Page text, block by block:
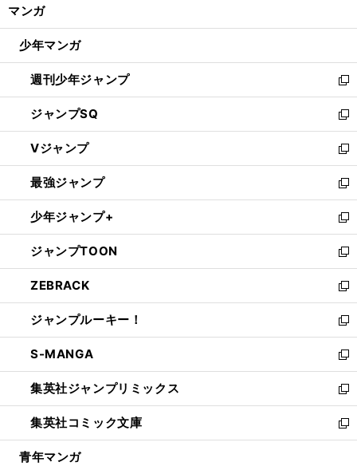
ウ
開
く
マンガ
少年マンガ
週刊少年ジャンプ
新
し
い
ウ
ィ
ン
ド
ウ
で
開
く
ジャンプSQ
新
し
い
ウ
ィ
ン
ド
ウ
で
開
く
Vジャンプ
新
し
い
ウ
ィ
ン
ド
ウ
で
開
く
最強ジャンプ
新
し
い
ウ
ィ
ン
ド
ウ
で
開
く
少年ジャンプ+
新
し
い
ウ
ィ
ン
ド
ウ
で
開
く
ジャンプTOON
新
し
い
ウ
ィ
ン
ド
ウ
で
開
く
ZEBRACK
新
し
い
ウ
ィ
ン
ド
ウ
で
開
ジャンプルーキー！
新
し
い
ウ
ィ
ン
ド
ウ
S-MANGA
新
し
い
ウ
ィ
ン
集英社ジャンプリミックス
新
し
い
ウ
集英社コミック文庫
新
し
青年マンガ